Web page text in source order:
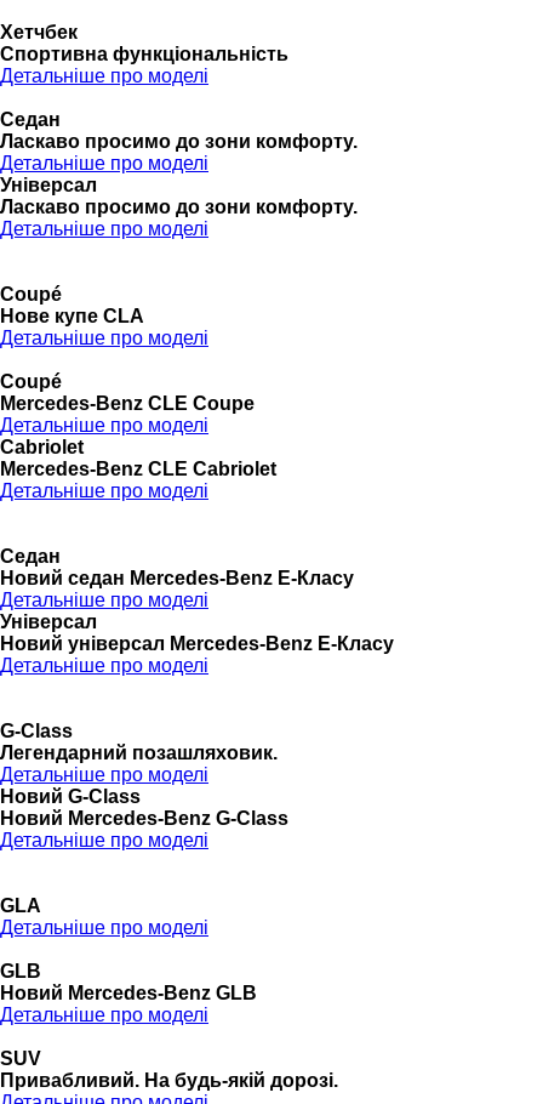
Хетчбек
Спортивна функціональність
Детальніше про моделі
Седан
Ласкаво просимо до зони комфорту.
Детальніше про моделі
Універсал
Ласкаво просимо до зони комфорту.
Детальніше про моделі
Coupé
Нове купе CLA
Детальніше про моделі
Coupé
Mercedes-Benz CLE Coupe
Детальніше про моделі
Cabriolet
Mercedes-Benz CLE Cabriolet
Детальніше про моделі
Седан
Новий седан Mercedes-Benz Е-Класу
Детальніше про моделі
Універсал
Новий універсал Mercedes-Benz E-Класу
Детальніше про моделі
G-Class
Легендарний позашляховик.
Детальніше про моделі
Новий G-Class
Новий Mercedes-Benz G-Class
Детальніше про моделі
GLA
Детальніше про моделі
GLB
Новий Mercedes-Benz GLB
Детальніше про моделі
SUV
Привабливий. На будь-якій дорозі.